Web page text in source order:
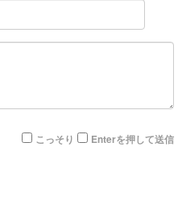
こっそり Enterを押して送信